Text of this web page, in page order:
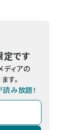
定です
ディアの
す。
み放題！